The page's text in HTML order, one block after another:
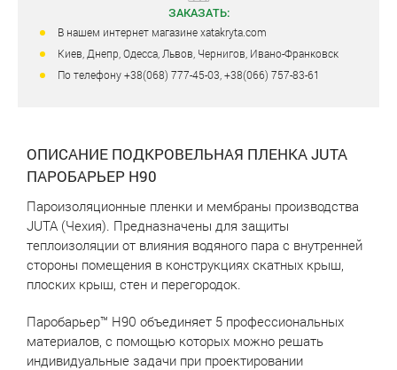
ЗАКАЗАТЬ:
В нашем интернет магазине xatakryta.com
Киев, Днепр, Одесса, Львов, Чернигов, Ивано-Франковск
По телефону +38(068) 777-45-03, +38(066) 757-83-61
ОПИСАНИЕ ПОДКРОВЕЛЬНАЯ ПЛЕНКА JUTA
ПАРОБАРЬЕР Н90
Пароизоляционные пленки и мембраны производства
JUTA (Чехия). Предназначены для защиты
теплоизоляции от влияния водяного пара с внутренней
стороны помещения в конструкциях скатных крыш,
плоских крыш, стен и перегородок.
Паробарьер™ Н90 объединяет 5 профессиональных
материалов, с помощью которых можно решать
индивидуальные задачи при проектировании